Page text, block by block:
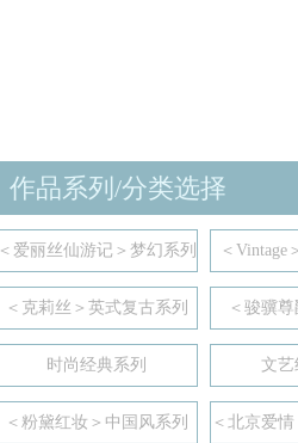
作品系列/分类选择
＜爱丽丝仙游记＞梦幻系列 ＜Vintage
＜克莉丝＞英式复古系列 ＜骏骥
时尚经典系列 文艺
＜粉黛红妆＞中国风系列 ＜北京爱